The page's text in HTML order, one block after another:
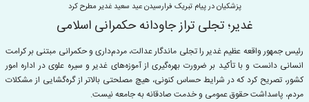
پزشکیان در پیام تبریک فرارسیدن عید سعید غدیر مطرح کرد
غدیر؛ تجلی تراز جاودانه حکمرانی اسلامی
رئیس جمهور واقعه عظیم غدیر را تجلی ماندگار عدالت، مردم‌داری و حکمرانی مبتنی بر کرامت
انسانی دانست و با تأکید بر ضرورت بهره‌گیری از آموزه‌های غدیر و سیره علوی در اداره امور
کشور، تصریح کرد که در شرایط حساس کنونی، هیچ مصلحتی بالاتر از گره‌گشایی از مشکلات
مردم، پاسداشت حقوق عمومی و خدمت صادقانه به جامعه نیست.